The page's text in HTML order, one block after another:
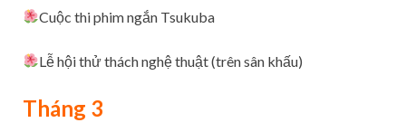
Cuộc thi phim ngắn Tsukuba
Lễ hội thử thách nghệ thuật (trên sân khấu)
Tháng 3